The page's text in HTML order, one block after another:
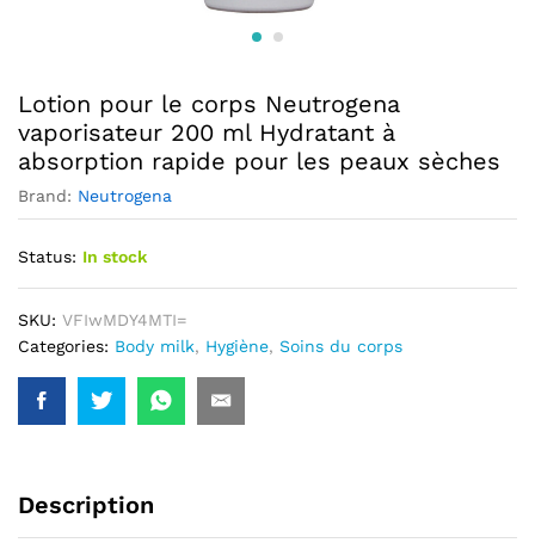
Lotion pour le corps Neutrogena
vaporisateur 200 ml Hydratant à
absorption rapide pour les peaux sèches
Brand: Neutrogena
Status: In stock
SKU: VFIwMDY4MTI=
Categories: Body milk, Hygiène, Soins du corps
Description